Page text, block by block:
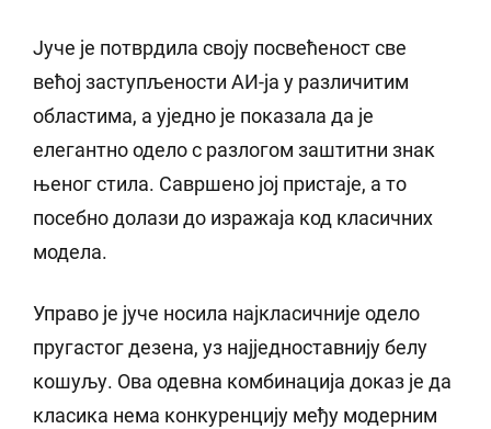
Јуче је потврдила своју посвећеност све
већој заступљености АИ-ја у различитим
областима, а уједно је показала да је
елегантно одело с разлогом заштитни знак
њеног стила. Савршено јој пристаје, а то
посебно долази до изражаја код класичних
модела.
Управо је јуче носила најкласичније одело
пругастог дезена, уз најједноставнију белу
кошуљу. Ова одевна комбинација доказ је да
класика нема конкуренцију међу модерним